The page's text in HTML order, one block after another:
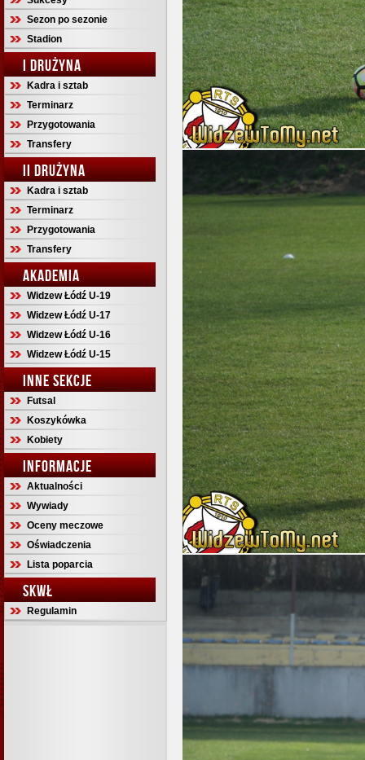
Sezon po sezonie
Stadion
I DRUŻYNA
Kadra i sztab
Terminarz
Przygotowania
Transfery
II DRUŻYNA
Kadra i sztab
Terminarz
Przygotowania
Transfery
AKADEMIA
Widzew Łódź U-19
Widzew Łódź U-17
Widzew Łódź U-16
Widzew Łódź U-15
INNE SEKCJE
Futsal
Koszykówka
Kobiety
INFORMACJE
Aktualności
Wywiady
Oceny meczowe
Oświadczenia
Lista poparcia
SKWŁ
Regulamin